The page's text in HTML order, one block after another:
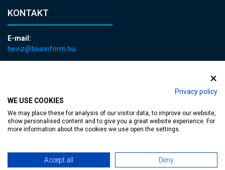
Privacy policy
WE USE COOKIES
We may place these for analysis of our visitor data, to improve our website,
show personalised content and to give you a great website experience. For
more information about the cookies we use open the settings.
Accept all Deny
KONTAKT
E-mail:
heviz@tourinform.hu